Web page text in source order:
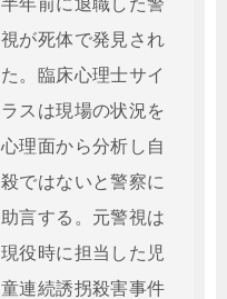
半年前に退職した警
視が死体で発見され
た。臨床心理士サイ
ラスは現場の状況を
心理面から分析し自
殺ではないと警察に
助言する。元警視は
現役時に担当した児
童連続誘拐殺害事件